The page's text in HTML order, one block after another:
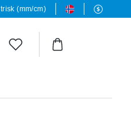
(mm/cm)